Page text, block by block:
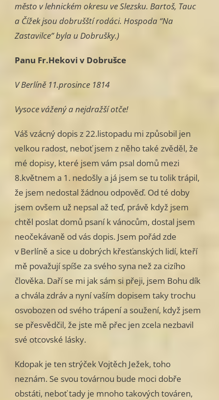
město v lehnickém okresu ve Slezsku. Bartoš, Tauc
a Čížek jsou dobrušští rodáci. Hospoda “Na
Zastavilce” byla u Dobrušky.)
Panu Fr.Hekovi v Dobrušce
V Berlíně 11.prosince 1814
Vysoce vážený a nejdražší otče!
Váš vzácný dopis z 22.listopadu mi způsobil jen
velkou radost, neboť jsem z něho také zvěděl, že
mé dopisy, které jsem vám psal domů mezi
8.květnem a 1. nedošly a já jsem se tu tolik trápil,
že jsem nedostal žádnou odpověď. Od té doby
jsem ovšem už nepsal až teď, právě když jsem
chtěl poslat domů psaní k vánocům, dostal jsem
neočekávaně od vás dopis. Jsem pořád zde
v Berlíně a sice u dobrých křesťanských lidí, kteří
mě považují spíše za svého syna než za cizího
člověka. Daří se mi jak sám si přeji, jsem Bohu dík
a chvála zdráv a nyní vaším dopisem taky trochu
osvobozen od svého trápení a soužení, když jsem
se přesvědčil, že jste mě přec jen zcela nezbavil
své otcovské lásky.
Kdopak je ten strýček Vojtěch Ježek, toho
neznám. Se svou továrnou bude moci dobře
obstáti, neboť tady je mnoho takových továren,